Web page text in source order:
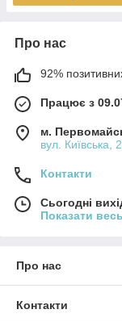
Про нас
92%
Працює з
м.
вул. Київська,
Контакти
Сьогодні
Показати
Про нас
Контакти